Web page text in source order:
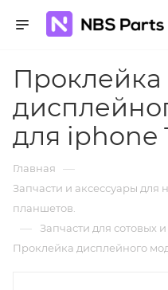
Проклейка
для iphone
Главная —
Запчасти и аксессуары для
планшетов.
— Запчасти для сотовых
Проклейка дисплейного